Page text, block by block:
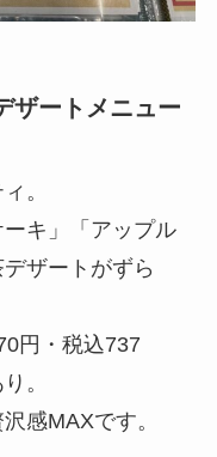
ザートメニュー
。
ーキ」「アップル
ザートがずら
円・税込737
。
感MAXです。